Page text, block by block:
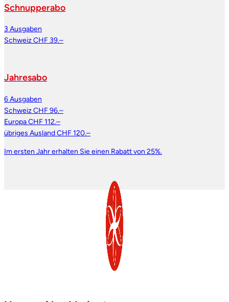
Schnupperabo
3 Ausgaben
Schweiz CHF 39.–
Jahresabo
6 Ausgaben
Schweiz CHF 96.–
Europa CHF 112.–
übriges Ausland CHF 120.–
Im ersten Jahr erhalten Sie einen Rabatt von 25%.